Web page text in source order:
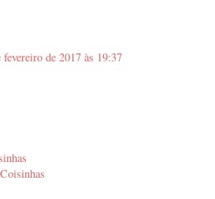
fevereiro de 2017 às 19:37